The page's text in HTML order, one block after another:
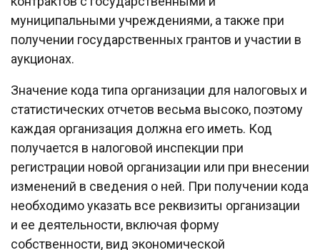
муниципальными учреждениями, а также при
получении государственных грантов и участии в
аукционах.
Значение кода типа организации для налоговых и
статистических отчетов весьма высоко, поэтому
каждая организация должна его иметь. Код
получается в налоговой инспекции при
регистрации новой организации или при внесении
изменений в сведения о ней. При получении кода
необходимо указать все реквизиты организации
и ее деятельности, включая форму
собственности, вид экономической